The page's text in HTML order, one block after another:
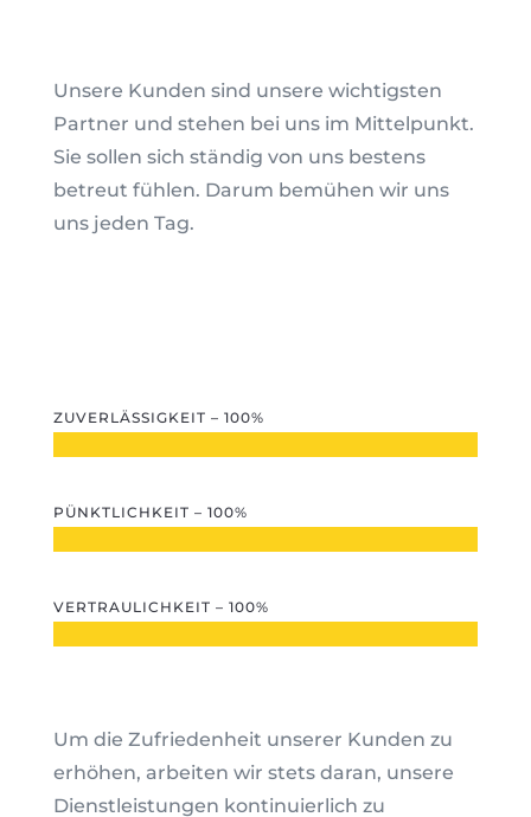
Unsere Kunden sind unsere wichtigsten
Partner und stehen bei uns im Mittelpunkt.
Sie sollen sich ständig von uns bestens
betreut fühlen. Darum bemühen wir uns
uns jeden Tag.
ZUVERLÄSSIGKEIT – 100%
PÜNKTLICHKEIT – 100%
VERTRAULICHKEIT – 100%
Um die Zufriedenheit unserer Kunden zu
erhöhen, arbeiten wir stets daran, unsere
Dienstleistungen kontinuierlich zu